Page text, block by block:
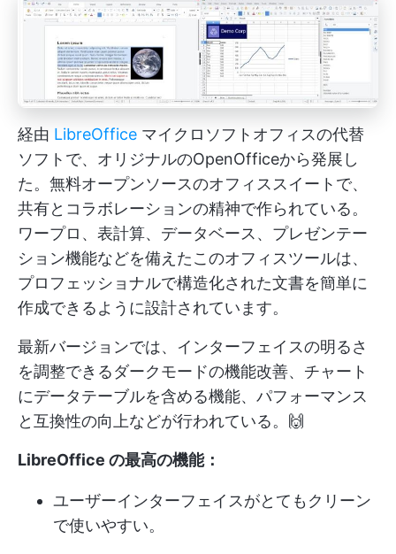
経由 LibreOffice マイクロソフトオフィスの代替
ソフトで、オリジナルのOpenOfficeから発展し
た。無料オープンソースのオフィススイートで、
共有とコラボレーションの精神で作られている。
ワープロ、表計算、データベース、プレゼンテー
ション機能などを備えたこのオフィスツールは、
プロフェッショナルで構造化された文書を簡単に
作成できるように設計されています。
最新バージョンでは、インターフェイスの明るさ
を調整できるダークモードの機能改善、チャート
にデータテーブルを含める機能、パフォーマンス
と互換性の向上などが行われている。🙌
LibreOffice の最高の機能：
ユーザーインターフェイスがとてもクリーン
で使いやすい。